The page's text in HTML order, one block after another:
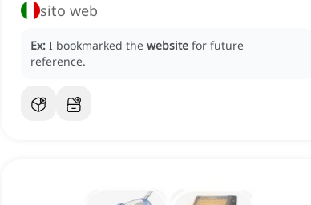
sito web
Ex: I bookmarked the website for future
reference.